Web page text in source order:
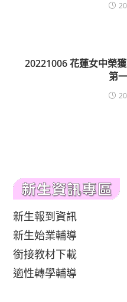
20221006 花蓮女中榮
第
新生報到資訊
新生始業輔導
銜接教材下載
適性轉學輔導